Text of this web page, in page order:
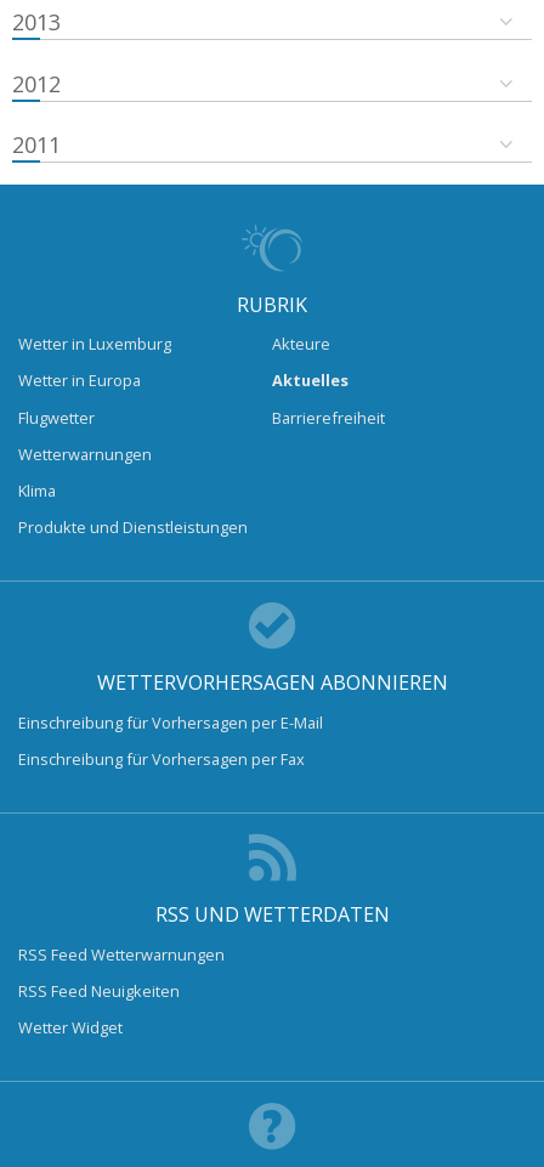
2013
2012
2011
RUBRIK
Wetter in Luxemburg
Wetter in Europa
Flugwetter
Wetterwarnungen
Klima
Produkte und Dienstleistungen
Akteure
Aktuelles
Barrierefreiheit
WETTERVORHERSAGEN ABONNIEREN
Einschreibung für Vorhersagen per E-Mail
Einschreibung für Vorhersagen per Fax
RSS UND WETTERDATEN
RSS Feed Wetterwarnungen
RSS Feed Neuigkeiten
Wetter Widget